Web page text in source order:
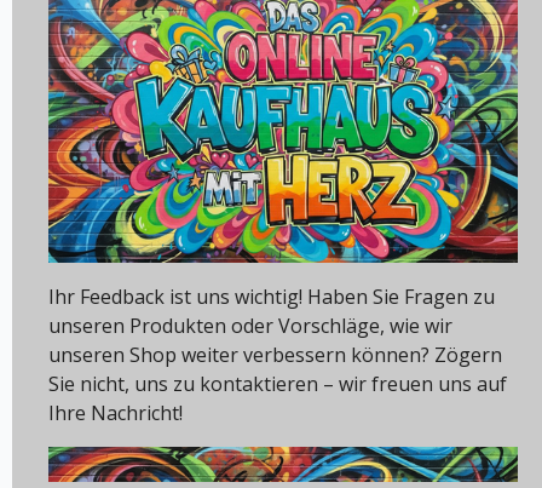
Ihr Feedback ist uns wichtig! Haben Sie Fragen zu
unseren Produkten oder Vorschläge, wie wir
unseren Shop weiter verbessern können? Zögern
Sie nicht, uns zu kontaktieren – wir freuen uns auf
Ihre Nachricht!